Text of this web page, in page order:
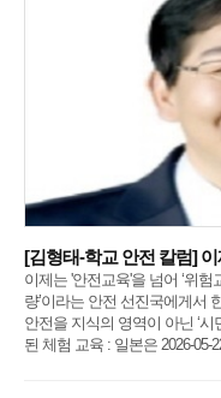
[김형태-학교 안전 칼럼]
이제는 '안전교육'을 넘어 ‘위험
량’이라는 안전 선진국에게서
안전을 지식의 영역이 아닌 ‘
된 체험 교육 : 일본은 2026-05-